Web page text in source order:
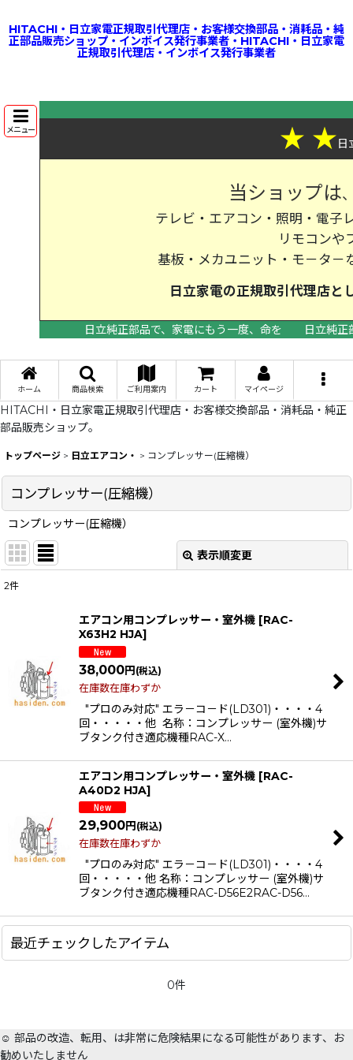
HITACHI・日立家電正規取引代理店・お客様交換部品・消耗品・純
正部品販売ショップ・インボイス発行事業者・HITACHI・日立家電
正規取引代理店・インボイス発行事業者
メニュー ★ ★日
当ショップは
テレビ・エアコン・照明・電子
リモコンや
基板・メカユニット・モ－タ－
日立家電の正規取引代理店
日立純正部品で、家電にもう一度、命を
日立純
ホーム 商品検索 ご利用案内 カート マイページ
HITACHI・日立家電正規取引代理店・お客様交換部品・消耗品・純正
部品販売ショップ。
トップページ > 日立エアコン・ > コンプレッサー(圧縮機）
コンプレッサー(圧縮機）
コンプレッサー(圧縮機）
表示順変更
並び順:
絞り込む
2件
エアコン用コンプレッサー・室外機 [RAC-
X63H2 HJA]
38,000円(税込)
在庫数在庫わずか
"プロのみ対応" エラ－コ－ド(LD301)・・・・4
回・・・・・他 名称：コンプレッサー (室外機)サ
ブタンク付き適応機種RAC-X…
エアコン用コンプレッサー・室外機 [RAC-
A40D2 HJA]
29,900円 (税込)
在庫数在庫わずか
"プロのみ対応" エラ－コ－ド(LD301)・・・・4
回・・・・・他 名称：コンプレッサー (室外機)サ
ブタンク付き適応機種RAC-D56E2RAC-D56…
最近チェックしたアイテム
0件
☺️ 部品の改造、転用、は非常に危険結果になる可能性があります、お
勧めいたしません